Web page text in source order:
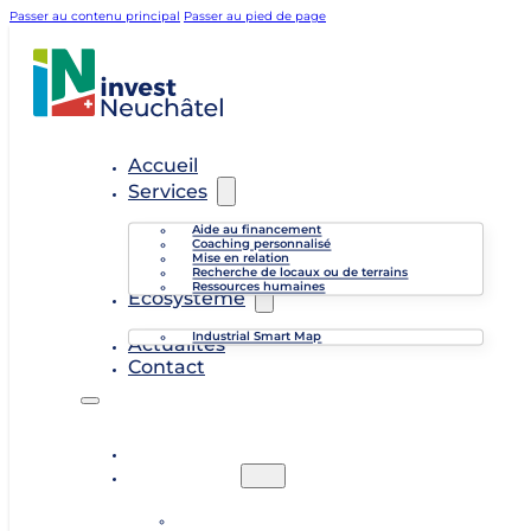
Passer au contenu principal Passer au pied de page
Accueil
Services
Aide au financement
Coaching personnalisé
Mise en relation
Recherche de locaux ou de terrains
Ressources humaines
Écosystème
Industrial Smart Map
Actualités
Contact